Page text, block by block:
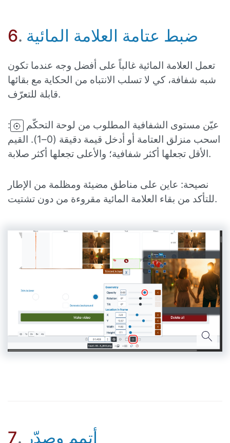
6. ضبط عتامة العلامة المائية
تعمل العلامة المائية غالباً على أفضل وجه عندما تكون
شبه شفافة، كي لا تسلب الانتباه من الحكاية مع بقائها
قابلة للتعرّف.
عيّن مستوى الشفافية المطلوب من لوحة التحكّم
:
اسحب منزلق العتامة أو أدخل قيمة دقيقة (0–1). القيم
الأقل تجعلها أكثر شفافية؛ والأعلى تجعلها أكثر صلابة.
نصيحة: عاين على مناطق مضيئة ومظلمة من الإطار
للتأكد من بقاء العلامة المائية مقروءة من دون تشتيت.
7. أتمم وصدّر